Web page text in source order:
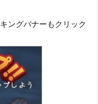
ングバナーもクリック